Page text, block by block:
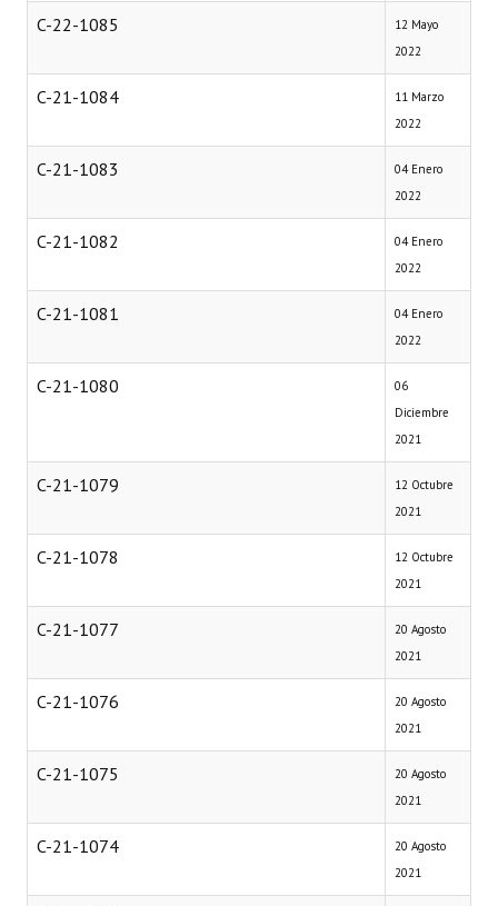
C-22-1085
12 Mayo
2022
C-21-1084
11 Marzo
2022
C-21-1083
04 Enero
2022
C-21-1082
04 Enero
2022
C-21-1081
04 Enero
2022
C-21-1080
06
Diciembre
2021
C-21-1079
12 Octubre
2021
C-21-1078
12 Octubre
2021
C-21-1077
20 Agosto
2021
C-21-1076
20 Agosto
2021
C-21-1075
20 Agosto
2021
C-21-1074
20 Agosto
2021